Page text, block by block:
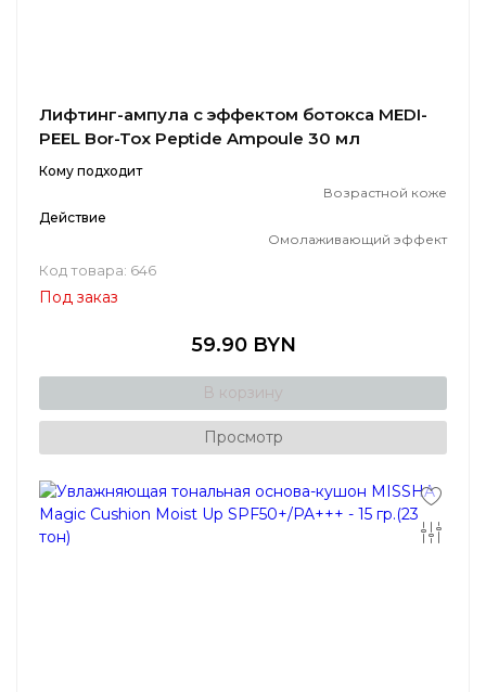
Лифтинг-ампула с эффектом ботокса MEDI-
PEEL Bor-Tox Peptide Ampoule 30 мл
Кому подходит
Возрастной коже
Действие
Омолаживающий эффект
Код товара: 646
Под заказ
59.90 BYN
В корзину
Просмотр